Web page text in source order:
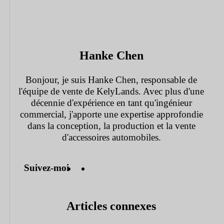
Hanke Chen
Bonjour, je suis Hanke Chen, responsable de
l'équipe de vente de KelyLands. Avec plus d'une
décennie d'expérience en tant qu'ingénieur
commercial, j'apporte une expertise approfondie
dans la conception, la production et la vente
d'accessoires automobiles.
Suivez-moi
Articles connexes